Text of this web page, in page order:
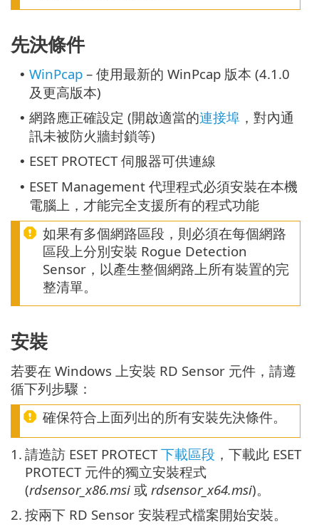
先決條件
• WinPcap – 使用最新的 WinPcap 版本 (4.1.0
及更高版本)
• 網路應正確設定 (開啟適當的連接埠 ，對內通
訊未被防火牆封鎖等)
• ESET PROTECT 伺服器可供連線
• ESET Management 代理程式必須安裝在本機
電腦上，才能完全支援所有的程式功能
如果有多個網路區段，則必須在每個網路
區段上分別安裝 Rogue Detection
Sensor，以產生整個網路上所有裝置的完
整清單。
安裝
若要在 Windows 上安裝 RD Sensor 元件，請遵
循下列步驟：
確保符合上面列出的所有安裝先決條件。
1. 請造訪 ESET PROTECT下載區段 ，下載此 ESET
PROTECT 元件的獨立安裝程式
(rdsensor_x86.msi 或 rdsensor_x64.msi)。
2. 按兩下 RD Sensor 安裝程式檔案開始安裝。